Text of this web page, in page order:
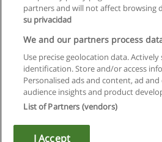
Regras de uso
Privacidade de
Entrar em contato com
Copyright © Educaedu Business S.L.
partners and will not affect browsing
su privacidad
We and our partners process
Use precise geolocation data.
identification. Store and/or access
Personalised ads and content, ad
audience insights and product
List of Partners (vendors)
I Accept